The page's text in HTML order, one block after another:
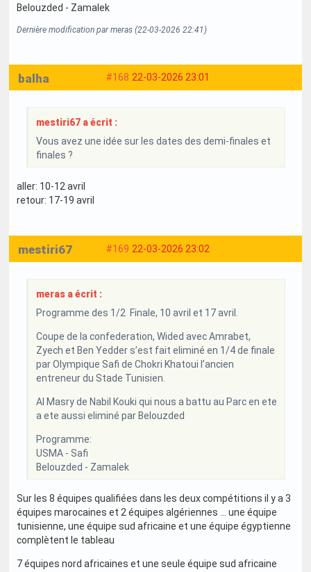
Belouzded - Zamalek
Dernière modification par meras (22-03-2026 22:41)
#168 22-03-2026 23:01
balha
mestiri67 a écrit :
Vous avez une idée sur les dates des demi-finales et
finales ?
aller: 10-12 avril
retour: 17-19 avril
#169 22-03-2026 23:02
mestiri67
meras a écrit :
Programme des 1/2 Finale, 10 avril et 17 avril.
Coupe de la confederation, Wided avec Amrabet,
Zyech et Ben Yedder s’est fait eliminé en 1/4 de finale
par Olympique Safi de Chokri Khatoui l’ancien
entreneur du Stade Tunisien.
Al Masry de Nabil Kouki qui nous a battu au Parc en ete
a ete aussi eliminé par Belouzded
Programme:
USMA - Safi
Belouzded - Zamalek
Sur les 8 équipes qualifiées dans les deux compétitions il y a 3
équipes marocaines et 2 équipes algériennes … une équipe
tunisienne, une équipe sud africaine et une équipe égyptienne
complètent le tableau
7 équipes nord africaines et une seule équipe sud africaine